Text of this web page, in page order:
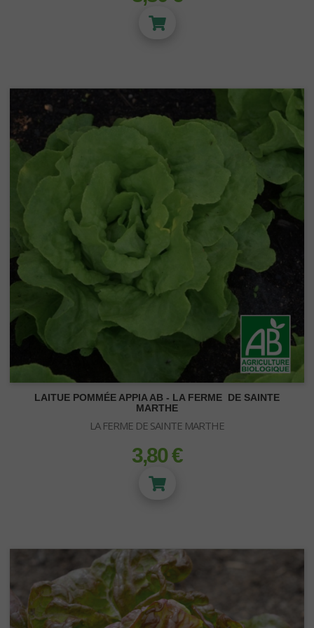
SUBSTRATS
Terre et Terreau
Substrats Orchidées
LAITUE POMMÉE APPIA AB - LA FERME DE SAINTE
MARTHE
LA FERME DE SAINTE MARTHE
prix
3,80 €